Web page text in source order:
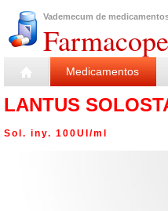
Vademecum de
Medicamentos
LANTUS
Sol. iny. 100UI/ml